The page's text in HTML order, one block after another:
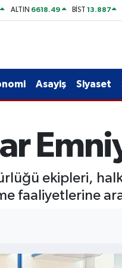
ALTIN 6618.49 BİST13.887
Asayiş Siyaset
ekipleri,
faaliyetlerine